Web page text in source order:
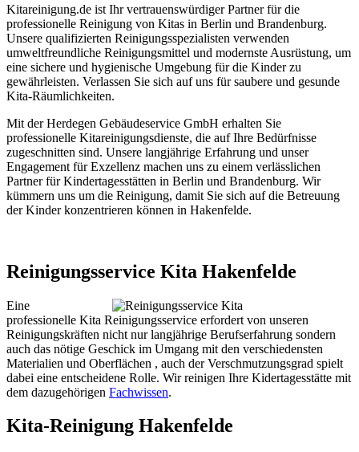
Kitareinigung.de ist Ihr vertrauenswürdiger Partner für die
professionelle Reinigung von Kitas in Berlin und Brandenburg.
Unsere qualifizierten Reinigungsspezialisten verwenden
umweltfreundliche Reinigungsmittel und modernste Ausrüstung, um
eine sichere und hygienische Umgebung für die Kinder zu
gewährleisten. Verlassen Sie sich auf uns für saubere und gesunde
Kita-Räumlichkeiten.
Mit der Herdegen Gebäudeservice GmbH erhalten Sie
professionelle Kitareinigungsdienste, die auf Ihre Bedürfnisse
zugeschnitten sind. Unsere langjährige Erfahrung und unser
Engagement für Exzellenz machen uns zu einem verlässlichen
Partner für Kindertagesstätten in Berlin und Brandenburg. Wir
kümmern uns um die Reinigung, damit Sie sich auf die Betreuung
der Kinder konzentrieren können in Hakenfelde.
Reinigungsservice Kita Hakenfelde
Eine
professionelle Kita Reinigungsservice erfordert von unseren
Reinigungskräften nicht nur langjährige Berufserfahrung sondern
auch das nötige Geschick im Umgang mit den verschiedensten
Materialien und Oberflächen , auch der Verschmutzungsgrad spielt
dabei eine entscheidene Rolle. Wir reinigen Ihre Kidertagesstätte mit
dem dazugehörigen Fachwissen.
Kita-Reinigung Hakenfelde